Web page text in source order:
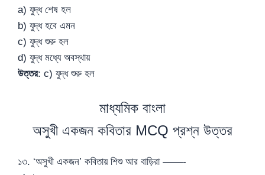
a) যুদ্ধ শেষ হল
b) যুদ্ধ হবে এমন
c) যুদ্ধ শুরু হল
d) যুদ্ধ মধ্যে অবস্থায়
উত্তর: c) যুদ্ধ শুরু হল
মাধ্যমিক বাংলা
অসুখী একজন কবিতার MCQ প্রশ্ন উত্তর
১৩. ‘অসুখী একজন’ কবিতায় শিশু আর বাড়িরা ——-